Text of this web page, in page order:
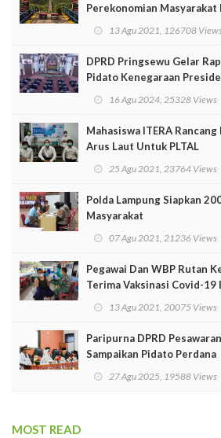
Perekonomian Masyarakat
13 Agu 2021, 126708
DPRD Pringsewu Gelar
Pidato Kenegaraan
16 Agu 2024, 25328 Views
Mahasiswa ITERA
Arus Laut Untuk PLTAL
25 Agu 2021, 23764 Views
Polda Lampung Siapkan
Masyarakat
07 Agu 2021, 21236 Views
Pegawai Dan WBP Rutan
Terima Vaksinasi Covid-19
13 Agu 2021, 20075 Views
Paripurna DPRD
Sampaikan Pidato Perdana
27 Agu 2025, 19588 Views
MOST READ